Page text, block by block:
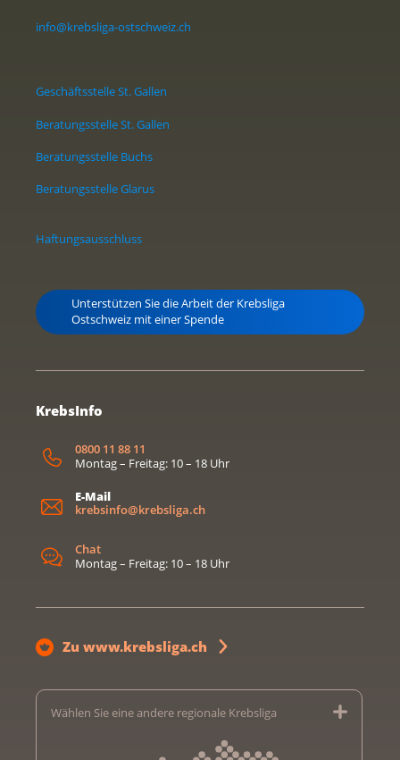
info@krebsliga-ostschweiz.ch
Geschäftsstelle St. Gallen
Beratungsstelle St. Gallen
Beratungsstelle Buchs
Beratungsstelle Glarus
Haftungsausschluss
Unterstützen Sie die Arbeit der Krebsliga
Ostschweiz mit einer Spende
KrebsInfo
0800 11 88 11
Montag – Freitag: 10 – 18 Uhr
E-Mail
krebsinfo@krebsliga.ch
Chat
Montag – Freitag: 10 – 18 Uhr
Zu www.krebsliga.ch
Wählen Sie eine andere regionale Krebsliga